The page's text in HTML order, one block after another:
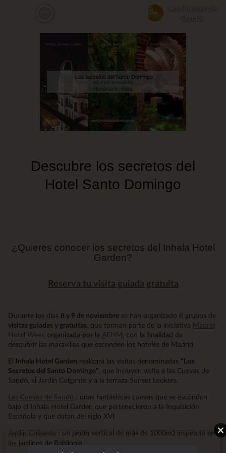
Las Cuevas de
Descubre los secretos del
Hotel Santo Domingo
¿Quieres conocer los secretos del Inhala Hotel
Garden?
Reserva tu visita guiada gratuita
Durante los días 8 y 9 de noviembre se han organizado 8 grupos de
visitas guiadas y gratuitas , que forman parte de la iniciativa Madrid
Hotel Week organizada por la AEHM , con la finalidad de
descubrir las maravillas que esconden los hoteles de Madrid.
El Inhala Hotel Garden realizará las visitas denominadas "Los
Secretos del Santo Domingo" , que incluyen visita a las Cuevas de
Sandó, al Jardín Colgante y a la terraza Sunset Lookers.
Las Cuevas de Sandó : unas fantásticas cuevas que se esconden
bajo el Inhala Hotel Garden que pertenecieron a la Inquisición
Española y que datan del siglo XVI
Jardín Colgante : un jardín vertical de más de 1000m 2 inspirado en
los jardines de Babilonia